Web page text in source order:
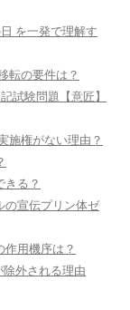
を一発で理解す
転の要件は？
試験問題【意匠】
施権がない理由？
る？
の宣伝プリン体ゼ
用機序は？
外される理由